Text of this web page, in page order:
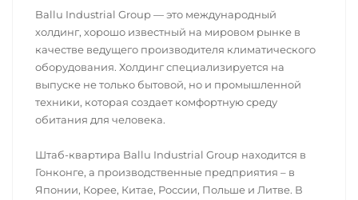
Ballu Industrial Group — это международный
холдинг, хорошо известный на мировом рынке в
качестве ведущего производителя климатического
оборудования. Холдинг специализируется на
выпуске не только бытовой, но и промышленной
техники, которая создает комфортную среду
обитания для человека.
Штаб-квартира Ballu Industrial Group находится в
Гонконге, а производственные предприятия – в
Японии, Корее, Китае, России, Польше и Литве. В